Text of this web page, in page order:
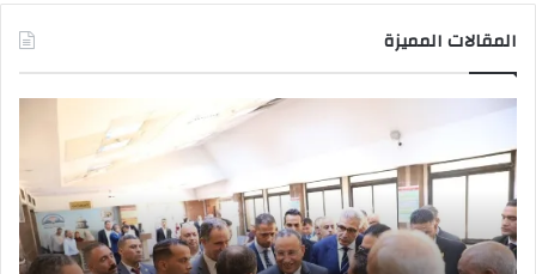
المقالات المميزة
وزير
العالي
يتفقد
مكتب
التنسيق
الرئيسي